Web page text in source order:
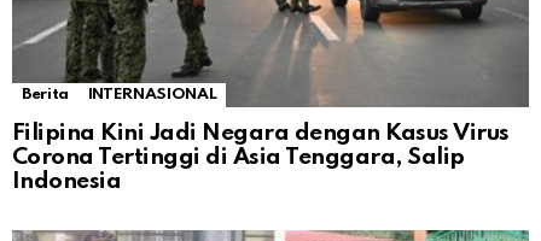
Berita INTERNASIONAL
Filipina Kini Jadi Negara dengan Kasus Virus
Corona Tertinggi di Asia Tenggara, Salip
Indonesia